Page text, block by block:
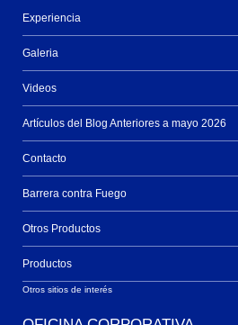
Experiencia
Galeria
Videos
Artículos del Blog Anteriores a mayo 2026
Contacto
Barrera contra Fuego
Otros Productos
Productos
Otros sitios de interés